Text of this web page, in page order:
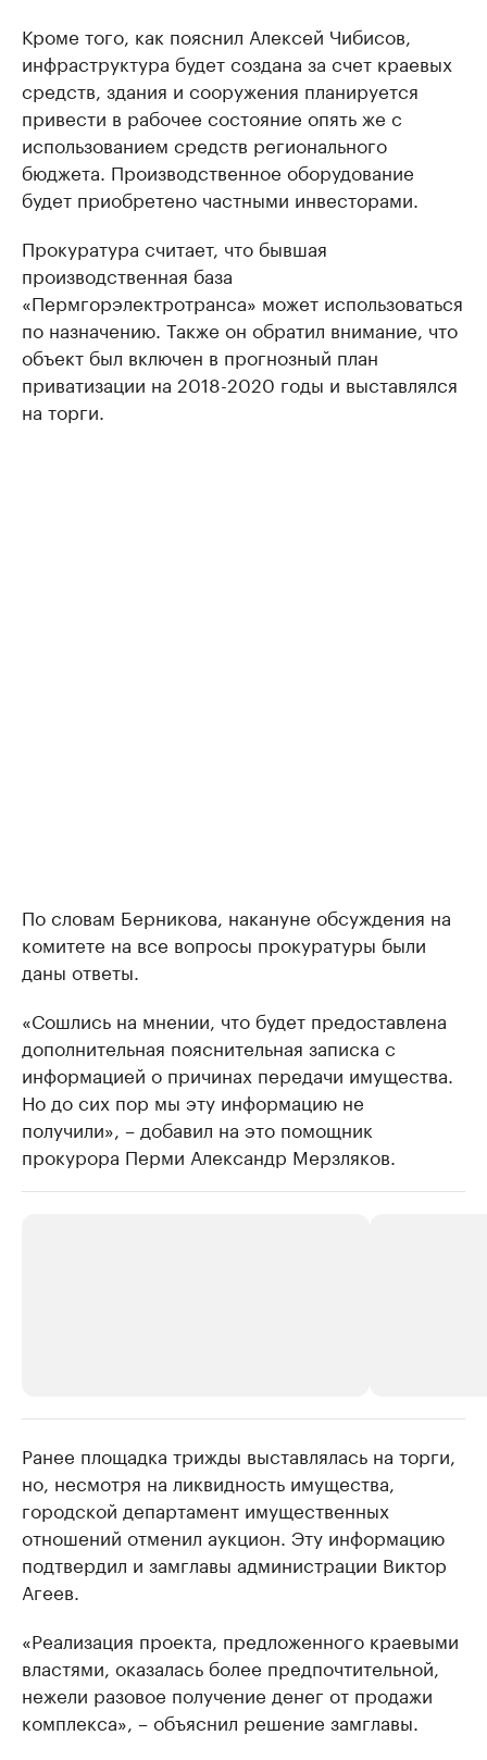
Кроме того, как пояснил Алексей Чибисов,
инфраструктура будет создана за счет краевых
средств, здания и сооружения планируется
привести в рабочее состояние опять же с
использованием средств регионального
бюджета. Производственное оборудование
будет приобретено частными инвесторами.
Прокуратура считает, что бывшая
производственная база
«Пермгорэлектротранса» может использоваться
по назначению. Также он обратил внимание, что
объект был включен в прогнозный план
приватизации на 2018-2020 годы и выставлялся
на торги.
По словам Берникова, накануне обсуждения на
комитете на все вопросы прокуратуры были
даны ответы.
«Сошлись на мнении, что будет предоставлена
дополнительная пояснительная записка с
информацией о причинах передачи имущества.
Но до сих пор мы эту информацию не
получили», – добавил на это помощник
прокурора Перми Александр Мерзляков.
Крупнейшие производители и
продавцы медийной продукции
Ознакомьтесь с информацией в каталоге
Страховые
Посмотрите в
Ранее площадка трижды выставлялась на торги,
но, несмотря на ликвидность имущества,
городской департамент имущественных
отношений отменил аукцион. Эту информацию
подтвердил и замглавы администрации Виктор
Агеев.
«Реализация проекта, предложенного краевыми
властями, оказалась более предпочтительной,
нежели разовое получение денег от продажи
комплекса», – объяснил решение замглавы.